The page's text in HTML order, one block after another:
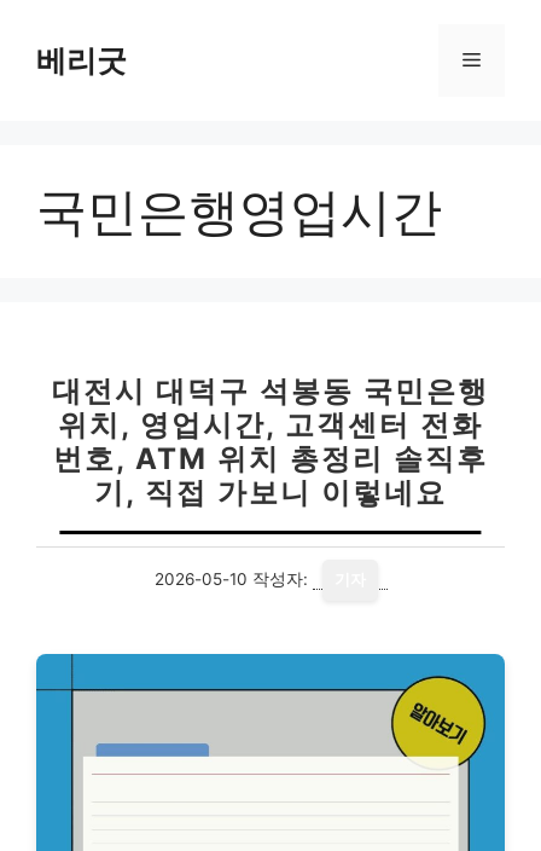
베리굿 메
국민은행영업시간
대전시 대덕구 석봉동 국민은행
위치, 영업시간, 고객센터 전화
번호, ATM 위치 총정리 솔직후
기, 직접 가보니 이렇네요
2026-05-10 작성자: